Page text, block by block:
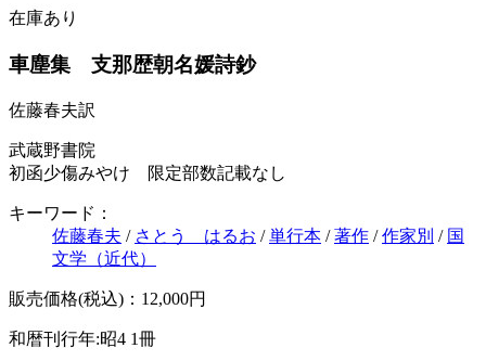
在庫あり
車塵集 支那歴朝名媛詩鈔
佐藤春夫訳
武蔵野書院
初函少傷みやけ 限定部数記載なし
キーワード：
佐藤春夫 / さとう はるお /単行本 /著作 /作家別 / 国
文学（近代）
販売価格(税込)：12,000円
和暦刊行年:昭4 1冊